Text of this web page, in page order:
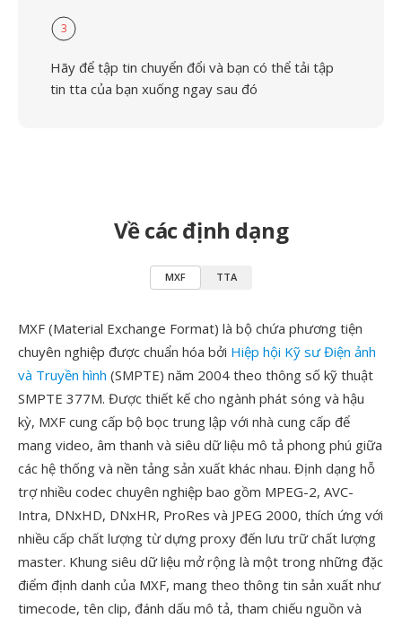
3
Hãy để tập tin chuyển đổi và bạn có thể tải tập
tin tta của bạn xuống ngay sau đó
Về các định dạng
MXF TTA
MXF (Material Exchange Format) là bộ chứa phương tiện
chuyên nghiệp được chuẩn hóa bởi Hiệp hội Kỹ sư Điện ảnh
và Truyền hình (SMPTE) năm 2004 theo thông số kỹ thuật
SMPTE 377M. Được thiết kế cho ngành phát sóng và hậu
kỳ, MXF cung cấp bộ bọc trung lập với nhà cung cấp để
mang video, âm thanh và siêu dữ liệu mô tả phong phú giữa
các hệ thống và nền tảng sản xuất khác nhau. Định dạng hỗ
trợ nhiều codec chuyên nghiệp bao gồm MPEG-2, AVC-
Intra, DNxHD, DNxHR, ProRes và JPEG 2000, thích ứng với
nhiều cấp chất lượng từ dựng proxy đến lưu trữ chất lượng
master. Khung siêu dữ liệu mở rộng là một trong những đặc
điểm định danh của MXF, mang theo thông tin sản xuất như
timecode, tên clip, đánh dấu mô tả, tham chiếu nguồn và